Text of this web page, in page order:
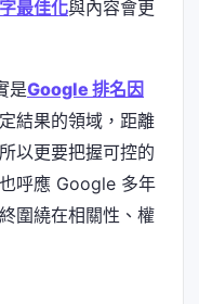
最佳化與內容會更
是Google 排名因
結果的領域，距離
以更要把握可控的
呼應 Google 多年
圍繞在相關性、權